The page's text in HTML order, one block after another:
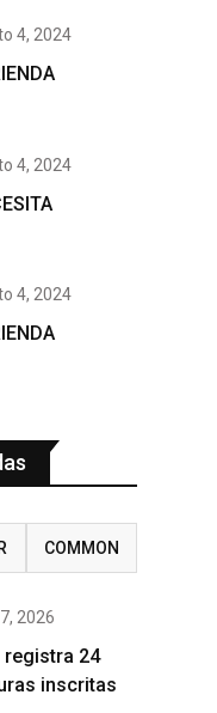
4, 2024
4, 2024
4, 2024
COMMON
2026
registra 24
inscritas